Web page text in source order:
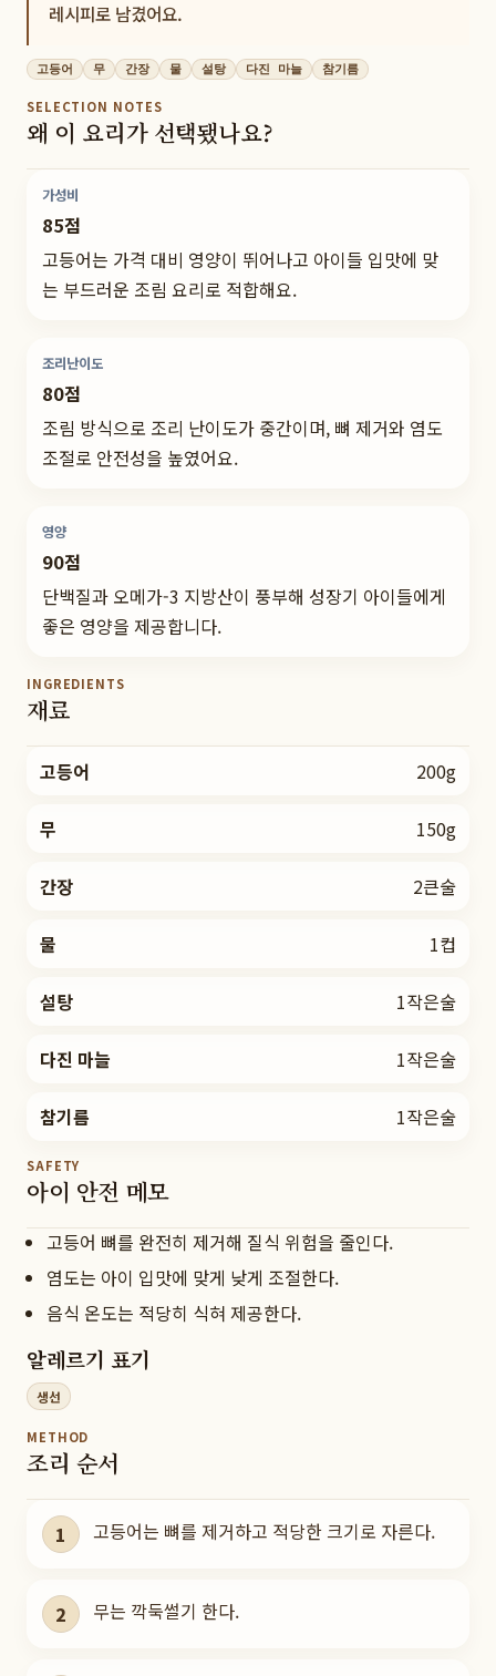
레시피로 남겼어요.
고등어 무 간장 물 설탕 다진 마늘 참기름
SELECTION NOTES
왜 이 요리가 선택됐나요?
가성비
85점
고등어는 가격 대비 영양이 뛰어나고 아이들 입맛에 맞
는 부드러운 조림 요리로 적합해요.
조리난이도
80점
조림 방식으로 조리 난이도가 중간이며, 뼈 제거와 염도
조절로 안전성을 높였어요.
영양
90점
단백질과 오메가-3 지방산이 풍부해 성장기 아이들에게
좋은 영양을 제공합니다.
INGREDIENTS
재료
고등어 200g
무 150g
간장 2큰술
물 1컵
설탕 1작은술
다진 마늘 1작은술
참기름 1작은술
SAFETY
아이 안전 메모
고등어 뼈를 완전히 제거해 질식 위험을 줄인다.
염도는 아이 입맛에 맞게 낮게 조절한다.
음식 온도는 적당히 식혀 제공한다.
알레르기 표기
생선
METHOD
조리 순서
1 고등어는 뼈를 제거하고 적당한 크기로 자른다.
2 무는 깍둑썰기 한다.